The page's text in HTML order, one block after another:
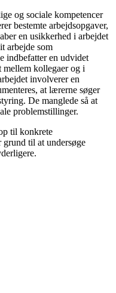
og sociale kompetencer
bestemte arbejdsopgaver,
en usikkerhed i arbejdet
arbejde som
indbefatter en udvidet
mellem kollegaer og i
involverer en
at lærerne søger
De manglede så at
problemstillinger.
til konkrete
grund til at undersøge